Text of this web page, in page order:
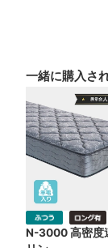
一緒に購入さ
N-3000 高密度